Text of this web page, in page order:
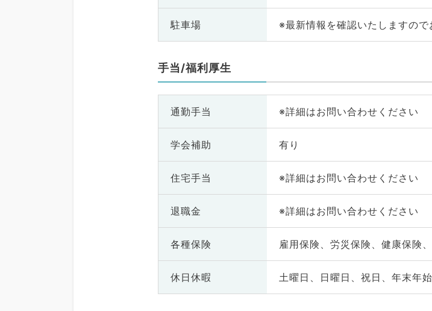
駐車場 ※最新情報を確認いたしますの
手当/福利厚生
通勤手当 ※詳細はお問い合わせください
学会補助 有り
住宅手当 ※詳細はお問い合わせください
退職金 ※詳細はお問い合わせください
各種保険 雇用保険、労災保険、健康保険
休日休暇 土曜日、日曜日、祝日、年末年